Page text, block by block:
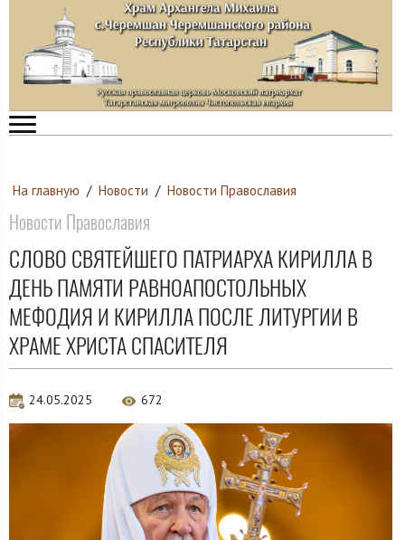
На главную / Новости / Новости Православия
Новости Православия
СЛОВО СВЯТЕЙШЕГО ПАТРИАРХА КИРИЛЛА В
ДЕНЬ ПАМЯТИ РАВНОАПОСТОЛЬНЫХ
МЕФОДИЯ И КИРИЛЛА ПОСЛЕ ЛИТУРГИИ В
ХРАМЕ ХРИСТА СПАСИТЕЛЯ
24.05.2025 672